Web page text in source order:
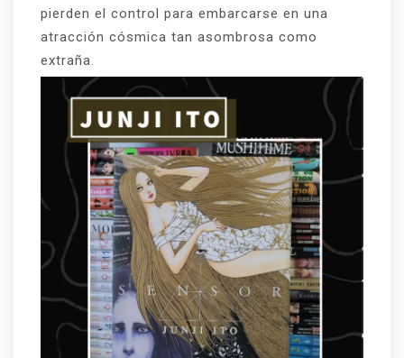
pierden el control para embarcarse en una
atracción cósmica tan asombrosa como
extraña.